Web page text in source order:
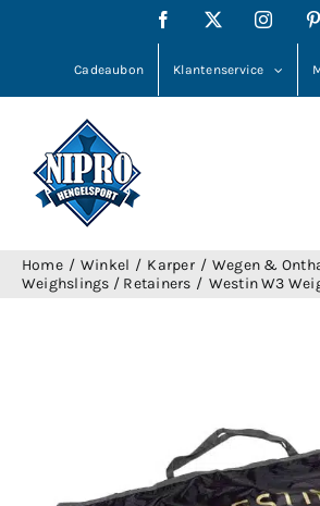
Facebook
Cadeaubon Klantenservice
Home Winkel Karper
Wegen &
Weighslings / Retainers
Westin W3